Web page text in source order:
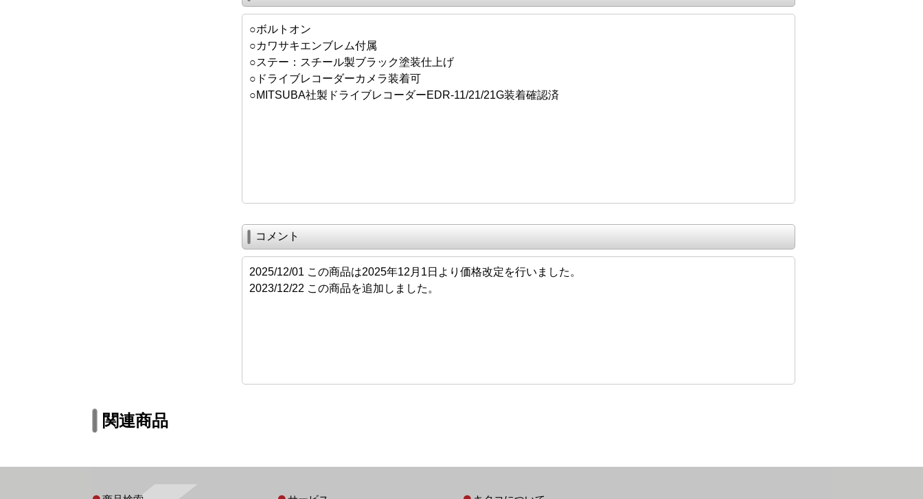
○ボルトオン
○カワサキエンブレム付属
○ステー：スチール製ブラック塗装仕上げ
○ドライブレコーダーカメラ装着可
○MITSUBA社製ドライブレコーダーEDR-11/21/21G装着確認済
コメント
2025/12/01 この商品は2025年12月1日より価格改定を行いました。
2023/12/22 この商品を追加しました。
関連商品